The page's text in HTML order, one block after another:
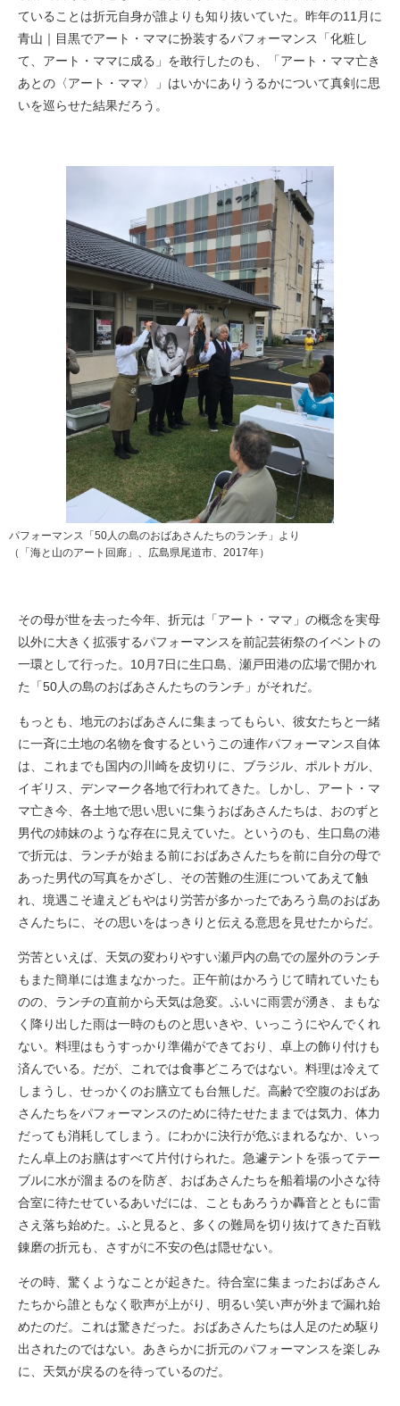
ていることは折元自身が誰よりも知り抜いていた。昨年の11月に
青山｜目黒でアート・ママに扮装するパフォーマンス「化粧し
て、アート・ママに成る」を敢行したのも、「アート・ママ亡き
あとの〈アート・ママ〉」はいかにありうるかについて真剣に思
いを巡らせた結果だろう。
パフォーマンス「50人の島のおばあさんたちのランチ」より
（「海と山のアート回廊」、広島県尾道市、2017年）
その母が世を去った今年、折元は「アート・ママ」の概念を実母
以外に大きく拡張するパフォーマンスを前記芸術祭のイベントの
一環として行った。10月7日に生口島、瀬戸田港の広場で開かれ
た「50人の島のおばあさんたちのランチ」がそれだ。
もっとも、地元のおばあさんに集まってもらい、彼女たちと一緒
に一斉に土地の名物を食するというこの連作パフォーマンス自体
は、これまでも国内の川崎を皮切りに、ブラジル、ポルトガル、
イギリス、デンマーク各地で行われてきた。しかし、アート・マ
マ亡き今、各土地で思い思いに集うおばあさんたちは、おのずと
男代の姉妹のような存在に見えていた。というのも、生口島の港
で折元は、ランチが始まる前におばあさんたちを前に自分の母で
あった男代の写真をかざし、その苦難の生涯についてあえて触
れ、境遇こそ違えどもやはり労苦が多かったであろう島のおばあ
さんたちに、その思いをはっきりと伝える意思を見せたからだ。
労苦といえば、天気の変わりやすい瀬戸内の島での屋外のランチ
もまた簡単には進まなかった。正午前はかろうじて晴れていたも
のの、ランチの直前から天気は急変。ふいに雨雲が湧き、まもな
く降り出した雨は一時のものと思いきや、いっこうにやんでくれ
ない。料理はもうすっかり準備ができており、卓上の飾り付けも
済んでいる。だが、これでは食事どころではない。料理は冷えて
しまうし、せっかくのお膳立ても台無しだ。高齢で空腹のおばあ
さんたちをパフォーマンスのために待たせたままでは気力、体力
だっても消耗してしまう。にわかに決行が危ぶまれるなか、いっ
たん卓上のお膳はすべて片付けられた。急遽テントを張ってテー
ブルに水が溜まるのを防ぎ、おばあさんたちを船着場の小さな待
合室に待たせているあいだには、こともあろうか轟音とともに雷
さえ落ち始めた。ふと見ると、多くの難局を切り抜けてきた百戦
錬磨の折元も、さすがに不安の色は隠せない。
その時、驚くようなことが起きた。待合室に集まったおばあさん
たちから誰ともなく歌声が上がり、明るい笑い声が外まで漏れ始
めたのだ。これは驚きだった。おばあさんたちは人足のため駆り
出されたのではない。あきらかに折元のパフォーマンスを楽しみ
に、天気が戻るのを待っているのだ。